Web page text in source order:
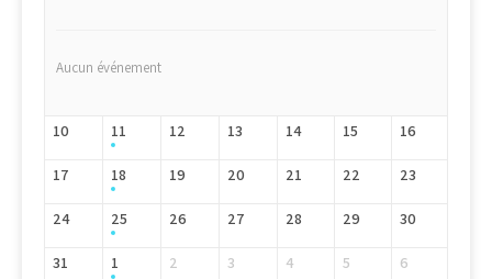
Aucun événement
10 11 12 13 14 15 16
17 18 19 20 21 22 23
24 25 26 27 28 29 30
31 1 2 3 4 5 6